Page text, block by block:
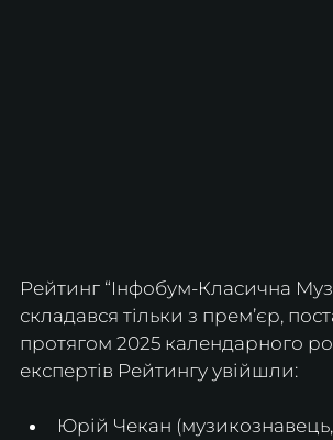
Рейтинг “Інфобум-Класична
складався тільки з прем’єр,
протягом 2025 календарного
експертів Рейтингу увійшли:
Юрій Чекан